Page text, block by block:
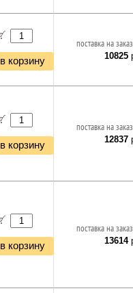
в корзину
поставка на
10825
в корзину
поставка на
12837
в корзину
поставка на
13614